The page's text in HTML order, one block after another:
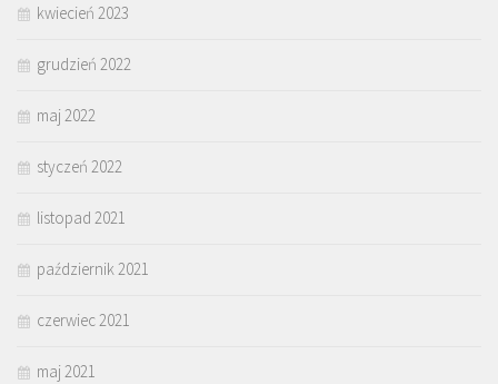
kwiecień 2023
grudzień 2022
maj 2022
styczeń 2022
listopad 2021
październik 2021
czerwiec 2021
maj 2021